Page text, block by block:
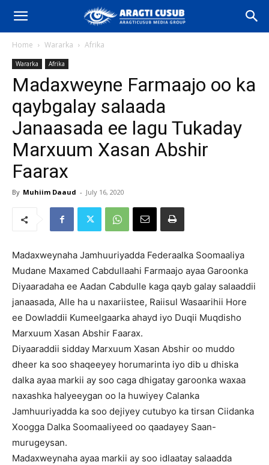
Home Wararka Afrika
Wararka Afrika
Madaxweyne Farmaajo oo ka
qaybgalay salaada
Janaasada ee lagu Tukaday
Marxuum Xasan Abshir
Faarax
By Muhiim Daaud - July 16, 2020
Madaxweynaha Jamhuuriyadda Federaalka Soomaaliya
Mudane Maxamed Cabdullaahi Farmaajo ayaa Garoonka
Diyaaradaha ee Aadan Cabdulle kaga qayb galay salaaddii
janaasada, Alle ha u naxariistee, Raiisul Wasaarihii Hore
ee Dowladdii Kumeelgaarka ahayd iyo Duqii Muqdisho
Marxuum Xasan Abshir Faarax.
Diyaaraddii sidday Marxuum Xasan Abshir oo muddo
dheer ka soo shaqeeyey horumarinta iyo dib u dhiska
dalka ayaa markii ay soo caga dhigatay garoonka waxaa
naxashka halyeeygan oo la huwiyey Calanka
Jamhuuriyadda ka soo dejiyey cutubyo ka tirsan Ciidanka
Xoogga Dalka Soomaaliyeed oo qaadayey Saan-
murugeysan.
Madaxweynaha ayaa markii ay soo idlaatay salaadda